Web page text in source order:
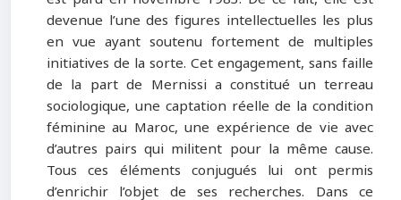
devenue l’une des figures intellectuelles les plus
en vue ayant soutenu fortement de multiples
initiatives de la sorte. Cet engagement, sans faille
de la part de Mernissi a constitué un terreau
sociologique, une captation réelle de la condition
féminine au Maroc, une expérience de vie avec
d’autres pairs qui militent pour la même cause.
Tous ces éléments conjugués lui ont permis
d’enrichir l’objet de ses recherches. Dans ce